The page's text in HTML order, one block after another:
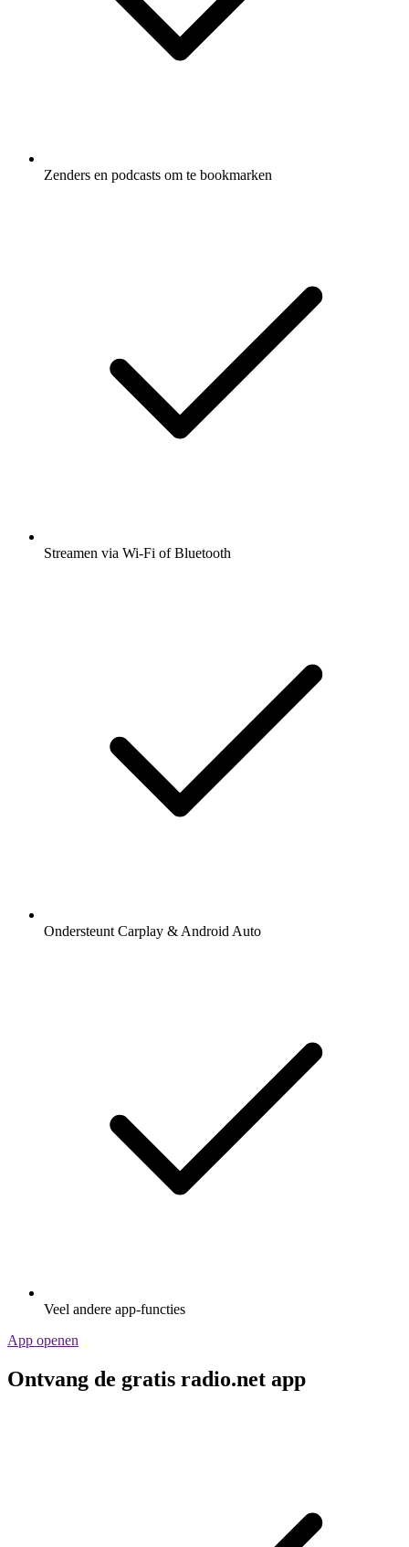
Zenders en podcasts om te bookmarken
Streamen via Wi-Fi of Bluetooth
Ondersteunt Carplay & Android Auto
Veel andere app-functies
App openen
Ontvang de gratis radio.net app